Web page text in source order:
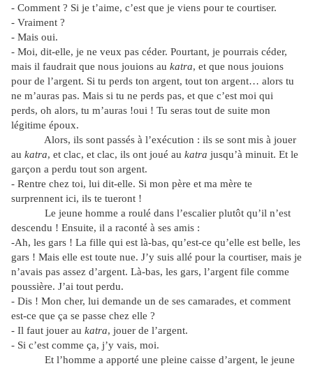
- Comment ? Si je t’aime, c’est que je viens pour te courtiser.
- Vraiment ?
- Mais oui.
- Moi, dit-elle, je ne veux pas céder. Pourtant, je pourrais céder,
mais il faudrait que nous jouions au katra, et que nous jouions
pour de l’argent. Si tu perds ton argent, tout ton argent… alors tu
ne m’auras pas. Mais si tu ne perds pas, et que c’est moi qui
perds, oh alors, tu m’auras !oui ! Tu seras tout de suite mon
légitime époux.
Alors, ils sont passés à l’exécution : ils se sont mis à jouer
au katra, et clac, et clac, ils ont joué au katra jusqu’à minuit. Et le
garçon a perdu tout son argent.
- Rentre chez toi, lui dit-elle. Si mon père et ma mère te
surprennent ici, ils te tueront !
Le jeune homme a roulé dans l’escalier plutôt qu’il n’est
descendu ! Ensuite, il a raconté à ses amis :
-Ah, les gars ! La fille qui est là-bas, qu’est-ce qu’elle est belle, les
gars ! Mais elle est toute nue. J’y suis allé pour la courtiser, mais je
n’avais pas assez d’argent. Là-bas, les gars, l’argent file comme
poussière. J’ai tout perdu.
- Dis ! Mon cher, lui demande un de ses camarades, et comment
est-ce que ça se passe chez elle ?
- Il faut jouer au katra, jouer de l’argent.
- Si c’est comme ça, j’y vais, moi.
Et l’homme a apporté une pleine caisse d’argent, le jeune